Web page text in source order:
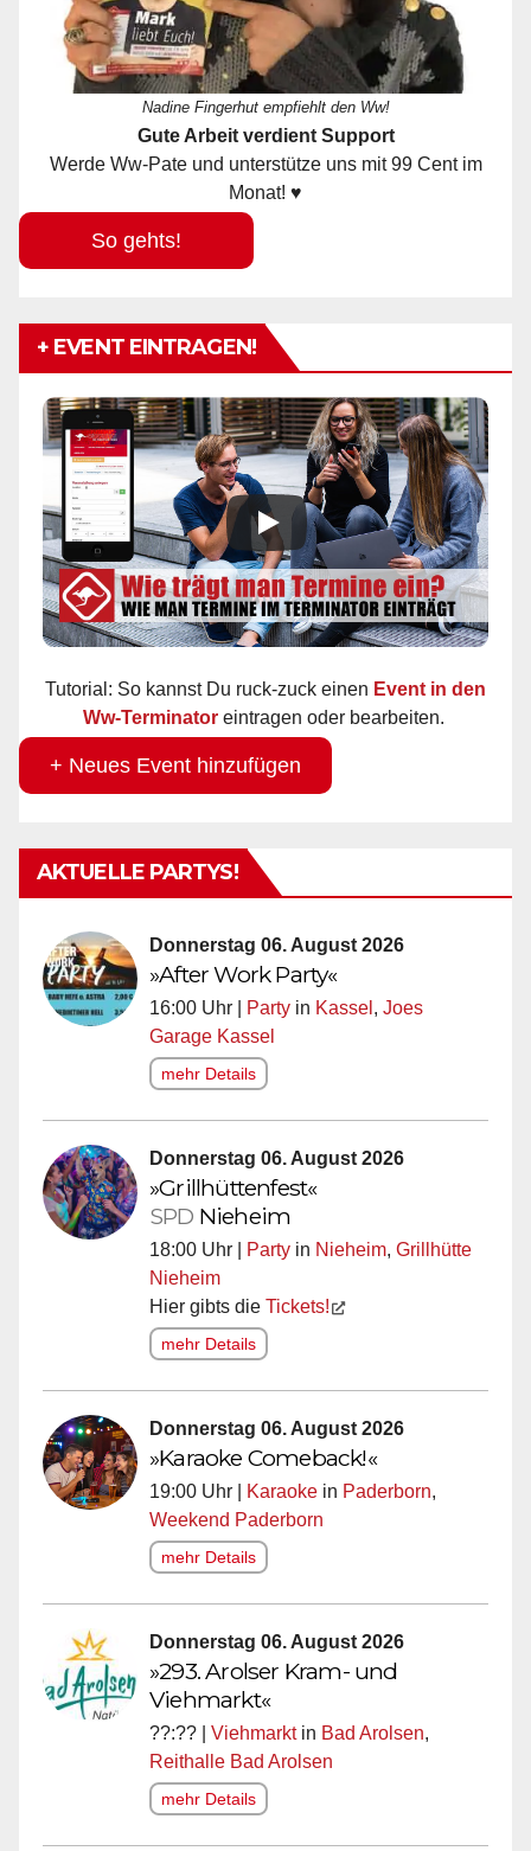
Nadine Fingerhut empfiehlt den Ww!
Gute Arbeit verdient Support
Werde Ww-Pate und unterstütze uns mit 99 Cent im
Monat! ♥
So gehts!
+ EVENT EINTRAGEN!
Tutorial: So kannst Du ruck-zuck einen Event in den
Ww-Terminator eintragen oder bearbeiten.
+ Neues Event hinzufügen
AKTUELLE PARTYS!
Donnerstag 06. August 2026
»After Work Party«
16:00 Uhr | Party in Kassel , Joes
Garage Kassel
mehr Details
Donnerstag 06. August 2026
»Grillhüttenfest«
SPD Nieheim
18:00 Uhr | Party in Nieheim, Grillhütte
Nieheim
Hier gibts die Tickets!
mehr Details
Donnerstag 06. August 2026
»Karaoke Comeback!«
19:00 Uhr | Karaoke in Paderborn,
Weekend Paderborn
mehr Details
Donnerstag 06. August 2026
»293. Arolser Kram- und
Viehmarkt«
??:?? | Viehmarktin Bad Arolsen,
Reithalle Bad Arolsen
mehr Details